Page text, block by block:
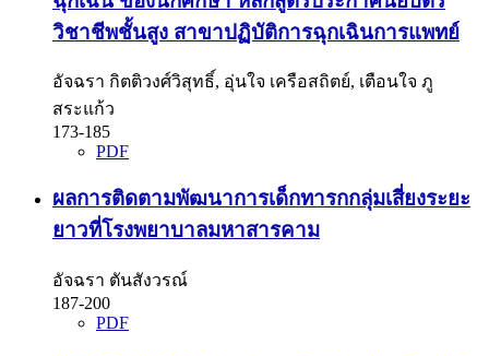
วิชาชีพชั้นสูง สาขาปฏิบัติการฉุกเฉินการแพทย์
อัจฉรา กิตติวงศ์วิสุทธิ์, อุ่นใจ เครือสถิตย์, เตือนใจ ภู
สระแก้ว
173-185
PDF
ผลการติดตามพัฒนาการเด็กทารกกลุ่มเสี่ยงระยะ
ยาวที่โรงพยาบาลมหาสารคาม
อัจฉรา ตันสังวรณ์
187-200
PDF